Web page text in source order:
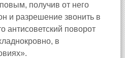
получив от него
и разрешение звонить в
антисоветский поворот
в